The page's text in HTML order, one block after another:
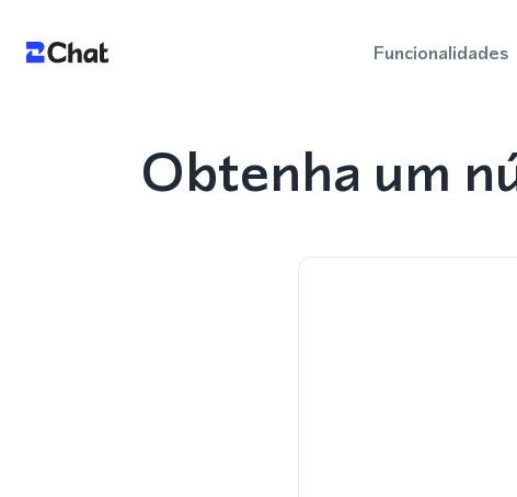
Funcionalidades
Obtenha um